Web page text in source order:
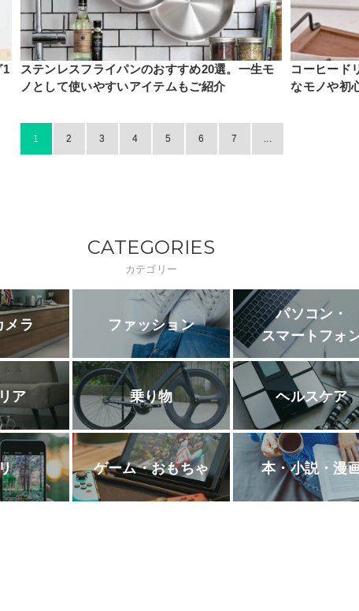
1
ステンレスフライパンのおすすめ20選。一生モ
ノとして使いやすいアイテムもご紹介
コーヒード
なモノや初
1 2 3 4 5 6 7 ...
CATEGORIES
カテゴリー
メラ ファッション
パソコン・
スマートフォ
ア 乗り物 ヘルスケア
ゲーム・おもちゃ 本・小説・漫